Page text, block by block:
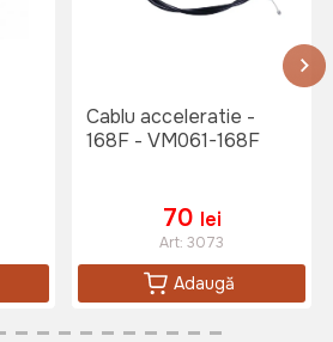
Cablu acceleratie -
168F - VM061-168F
70 lei
Art: 3073
Adaugă